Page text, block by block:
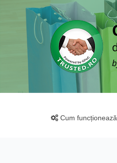
Cum funcționează